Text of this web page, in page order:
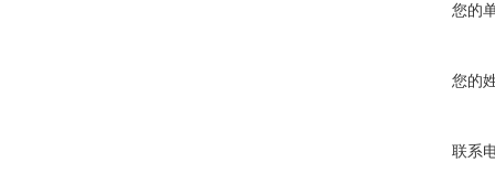
您的
您的
联系